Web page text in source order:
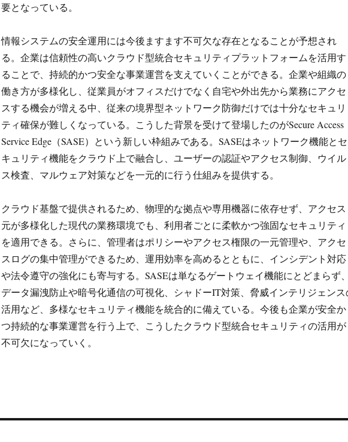
要となっている。
情報システムの安全運用には今後ますます不可欠な存在となることが予想され
る。企業は信頼性の高いクラウド型統合セキュリティプラットフォームを活用す
ることで、持続的かつ安全な事業運営を支えていくことができる。企業や組織の
働き方が多様化し、従業員がオフィスだけでなく自宅や外出先から業務にアクセ
スする機会が増える中、従来の境界型ネットワーク防御だけでは十分なセキュリ
ティ確保が難しくなっている。こうした背景を受けて登場したのがSecure Access
Service Edge（SASE）という新しい枠組みである。SASEはネットワーク機能とセ
キュリティ機能をクラウド上で融合し、ユーザーの認証やアクセス制御、ウイル
ス検査、マルウェア対策などを一元的に行う仕組みを提供する。
クラウド基盤で提供されるため、物理的な拠点や専用機器に依存せず、アクセス
元が多様化した現代の業務環境でも、利用者ごとに柔軟かつ強固なセキュリティ
を適用できる。さらに、管理者はポリシーやアクセス権限の一元管理や、アクセ
スログの集中管理ができるため、運用効率を高めるとともに、インシデント対応
や法令遵守の強化にも寄与する。SASEは単なるゲートウェイ機能にとどまらず
データ漏洩防止や暗号化通信の可視化、シャドーIT対策、脅威インテリジェンス
活用など、多様なセキュリティ機能を統合的に備えている。今後も企業が安全か
つ持続的な事業運営を行う上で、こうしたクラウド型統合セキュリティの活用が
不可欠になっていく。